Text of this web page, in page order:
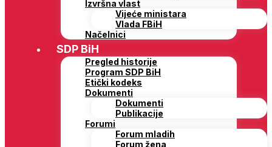
Izvršna vlast
Vijeće ministara
Vlada FBiH
Načelnici
SDP BiH
Pregled historije
Program SDP BiH
Etički kodeks
Dokumenti
Dokumenti
Publikacije
Forumi
Forum mladih
Forum žena